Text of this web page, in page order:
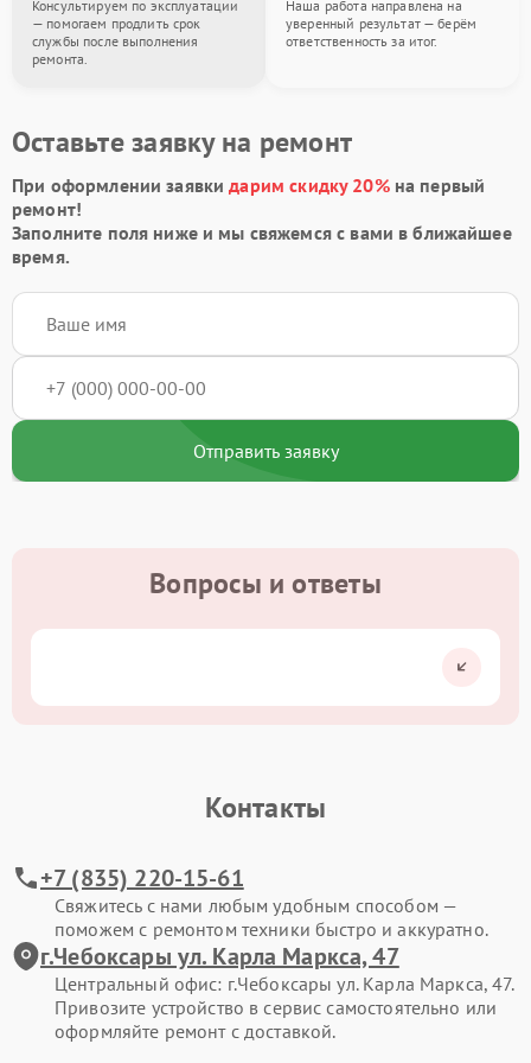
Консультируем по эксплуатации
— помогаем продлить срок
службы после выполнения
ремонта.
Наша работа направлена на
уверенный результат — берём
ответственность за итог.
Оставьте заявку на ремонт
При оформлении заявкидарим скидку 20%на первый
ремонт!
Заполните поля ниже и мы свяжемся с вами в ближайшее
время.
Отправить заявку
Вопросы и ответы
Контакты
+7 (835) 220-15-61
Свяжитесь с нами любым удобным способом —
поможем с ремонтом техники быстро и аккуратно.
г.Чебоксары ул. Карла Маркса, 47
Центральный офис: г.Чебоксары ул. Карла Маркса, 47.
Привозите устройство в сервис самостоятельно или
оформляйте ремонт с доставкой.